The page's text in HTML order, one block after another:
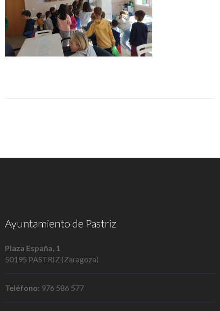
Ayuntamiento de Pastriz
Plaza España, 1
50195 PASTRIZ (Zaragoza)
Teléfono: 976 586 577